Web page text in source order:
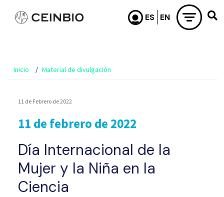
Pasar al contenido principal
Inicio Material de divulgación
11 de Febrero de 2022
11 de febrero de 2022
Día Internacional de la
Mujer y la Niña en la
Ciencia